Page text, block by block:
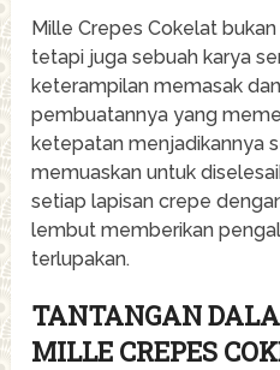
Mille Crepes Cokelat
tetapi juga sebuah karya
keterampilan memasak
pembuatannya yang
ketepatan menjadikannya
memuaskan untuk
setiap lapisan crepe
lembut memberikan
terlupakan.
TANTANGAN
MILLE CREPES